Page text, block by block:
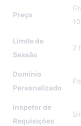
Preço
Limite de
Sessão
2
Domínio
Personalizado
Inspetor de
Requisições